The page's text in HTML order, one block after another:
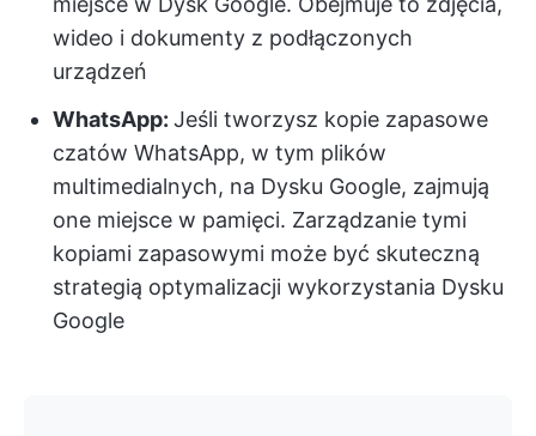
wideo i dokumenty z podłączonych
urządzeń
WhatsApp: Jeśli tworzysz kopie zapasowe
czatów WhatsApp, w tym plików
multimedialnych, na Dysku Google, zajmują
one miejsce w pamięci. Zarządzanie tymi
kopiami zapasowymi może być skuteczną
strategią optymalizacji wykorzystania Dysku
Google